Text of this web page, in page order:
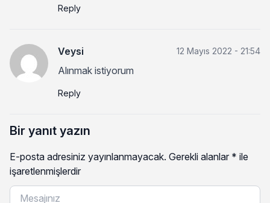
Reply
Veysi 12 Mayıs 2022 - 21:54
Alınmak istiyorum
Reply
Bir yanıt yazın
E-posta adresiniz yayınlanmayacak. Gerekli alanlar * ile
işaretlenmişlerdir